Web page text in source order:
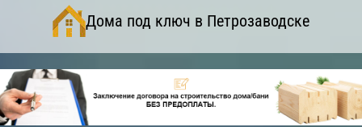
Дома под ключ в Петрозаводске